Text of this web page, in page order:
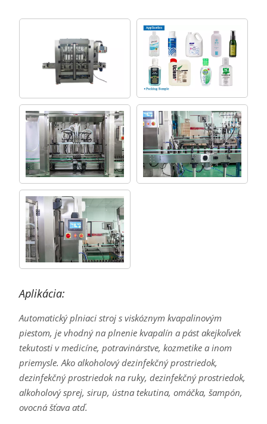
Aplikácia:
Automatický plniaci stroj s viskóznym kvapalinovým
piestom, je vhodný na plnenie kvapalín a pást akejkoľvek
tekutosti v medicíne, potravinárstve, kozmetike a inom
priemysle. Ako alkoholový dezinfekčný prostriedok,
dezinfekčný prostriedok na ruky, dezinfekčný prostriedok,
alkoholový sprej, sirup, ústna tekutina, omáčka, šampón,
ovocná šťava atď.